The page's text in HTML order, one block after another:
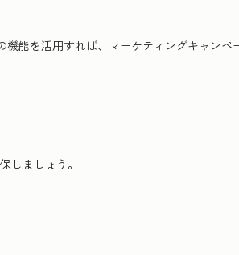
能を活用すれば、マーケティングキャンペ
しましょう。